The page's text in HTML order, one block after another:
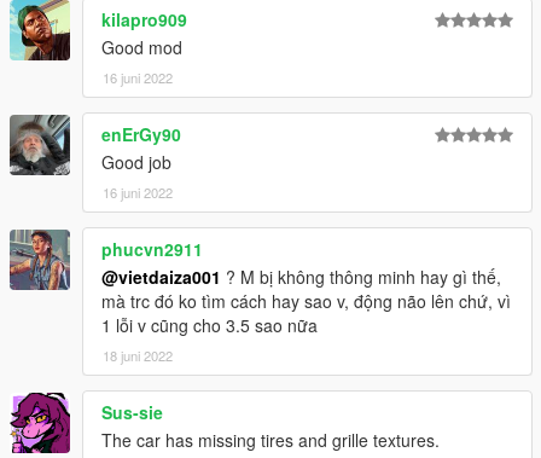
kilapro909
Good mod
16 juni 2022
enErGy90
Good job
16 juni 2022
phucvn2911
@vietdaiza001 ? M bị không thông minh hay gì thế,
mà trc đó ko tìm cách hay sao v, động não lên chứ, vì
1 lỗi v cũng cho 3.5 sao nữa
18 juni 2022
Sus-sie
The car has missing tires and grille textures.